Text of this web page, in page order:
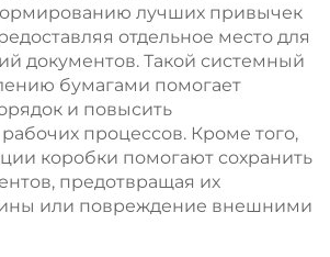
лучших привычек
отдельное место для
документов. Такой системный
бумагами помогает
и повысить
процессов. Кроме того,
коробки помогают сохранить
предотвращая их
или повреждение внешними